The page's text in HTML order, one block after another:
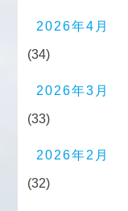
2026年4月
(34)
2026年3月
(33)
2026年2月
(32)